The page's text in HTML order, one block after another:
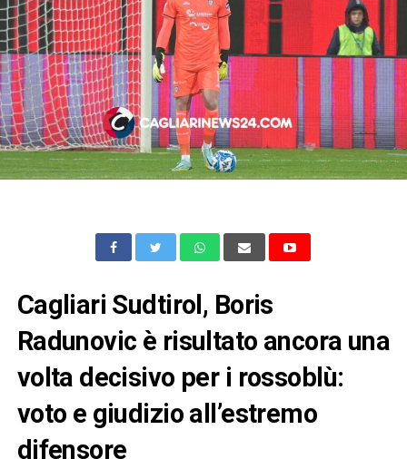
Cagliari Sudtirol, Boris
Radunovic è risultato ancora una
volta decisivo per i rossoblù:
voto e giudizio all’estremo
difensore